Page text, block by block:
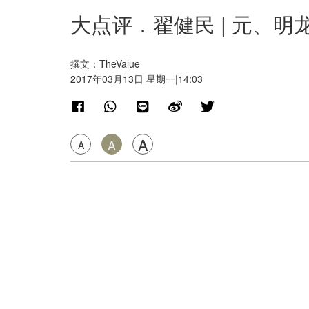
大点评．翟健民 | 元、明
撰文：TheValue
2017年03月13日 星期一|14:03
A A A